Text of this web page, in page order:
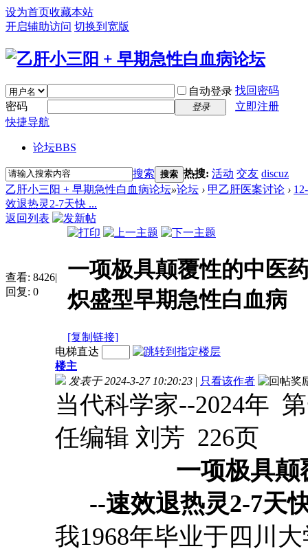
设为首页收藏本站
开启辅助访问 切换到宽版
自动登录 找回密码
密码
登录
立即注册
快捷导航
论坛BBS
搜索 搜索 热搜: 活动 交友 discuz
乙肝小三阳 + 早期急性白血病论坛»论坛 › 甲乙肝医案讨论 ›
效退热灵2-7天快 ...
返回列表
查看: 8426|
回复: 0
一项极具颠覆性的中医
炽盛型早期急性白血病
[复制链接]
电梯直达
楼主
发表于 2024-3-27 10:20:23 | 只看该作者
当代科学家--2024年
任编辑 刘芳 226页
一项极具颠
--速效退热灵2-7天
我1968年毕业于四川